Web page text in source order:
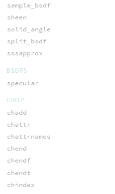
sample_bsdf
sheen
solid_angle
split_bsdf
sssapprox
BSDFS
specular
CHOP
chadd
chattr
chattrnames
chend
chendf
chendt
chindex